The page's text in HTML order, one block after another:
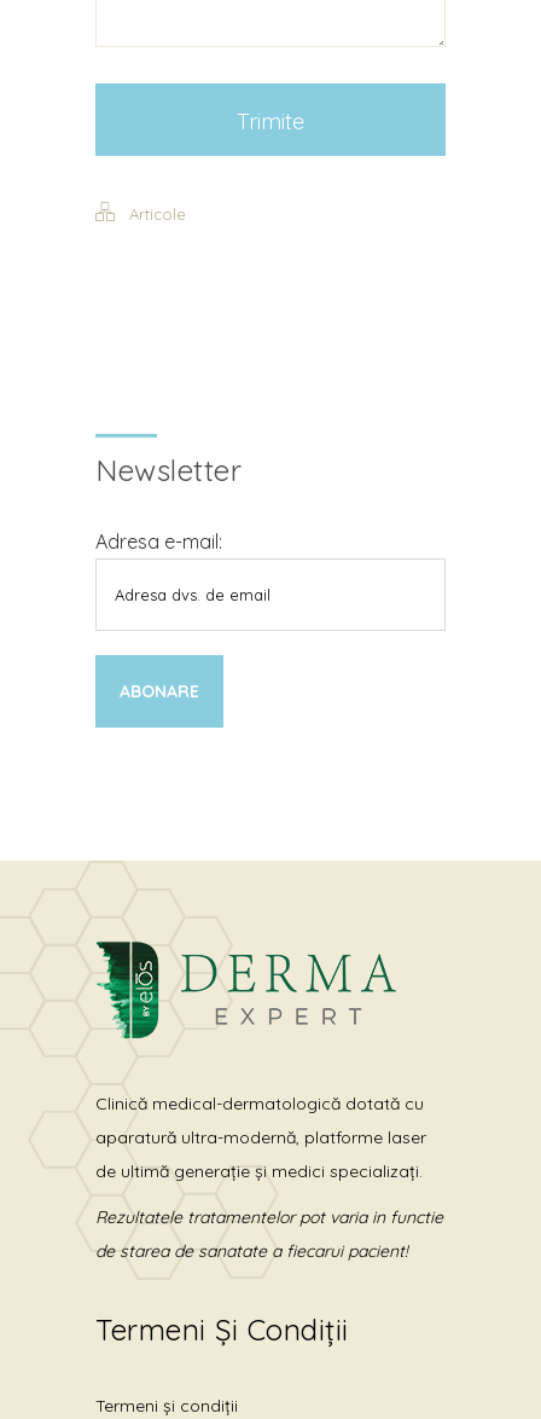
Articole
Newsletter
Adresa e-mail:
Clinică medical-dermatologică dotată cu
aparatură ultra-modernă, platforme laser
de ultimă generație și medici specializați.
Rezultatele tratamentelor pot varia in functie
de starea de sanatate a fiecarui pacient!
Termeni Și Condiții
Termeni și condiții